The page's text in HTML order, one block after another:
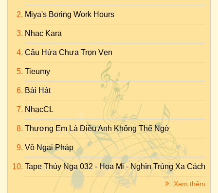
Miya's Boring Work Hours
Nhac Kara
Câu Hứa Chưa Trọn Vẹn
Tieumy
Bài Hát
NhạcCL
Thương Em Là Điều Anh Không Thể Ngờ
Vô Ngại Pháp
Tape Thúy Nga 032 - Họa Mi - Nghìn Trùng Xa Cách
Xem thêm